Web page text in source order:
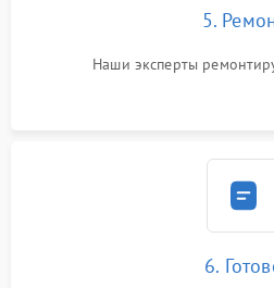
5.
Наши эксперты
6.